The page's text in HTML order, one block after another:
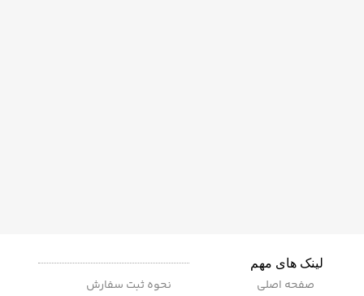
لینک های مهم
صفحه اصلی
نحوه ثبت سفارش